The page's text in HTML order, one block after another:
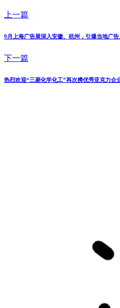
上一篇
9月上海广告展深入安徽、杭州，引爆当地广告
下一篇
热烈欢迎“三菱化学化工”再次携优秀亚克力企